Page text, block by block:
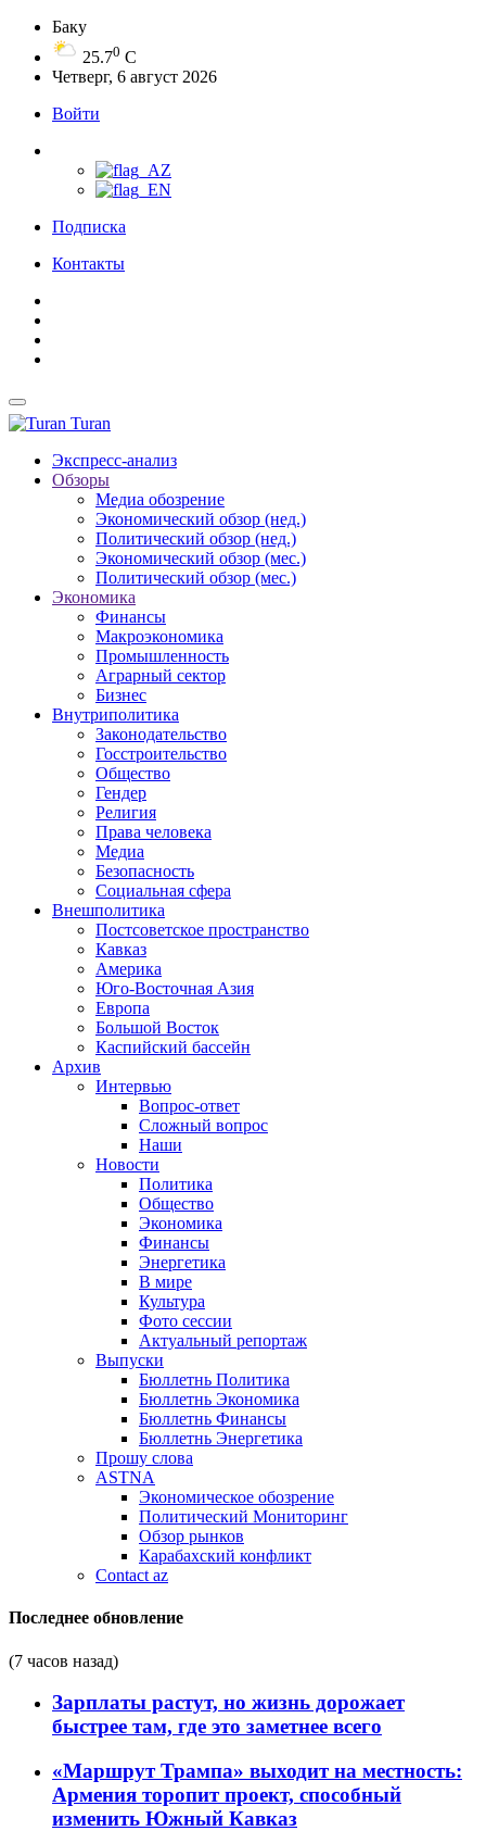
Баку
25.70 C
Четверг, 6 август 2026
Войти
Подписка
Контакты
Turan
Экспресс-анализ
Обзоры
Медиа обозрение
Экономический обзор (нед.)
Политический обзор (нед.)
Экономический обзор (мес.)
Политический обзор (мес.)
Экономика
Финансы
Макроэкономика
Промышленность
Аграрный сектор
Бизнес
Внутриполитика
Законодательство
Госстроительство
Общество
Гендер
Религия
Права человека
Медиа
Безопасность
Социальная сфера
Внешполитика
Постсоветское пространство
Кавказ
Америка
Юго-Восточная Азия
Европа
Большой Восток
Каспийский бассейн
Архив
Интервью
Вопрос-ответ
Сложный вопрос
Наши
Новости
Политика
Общество
Экономика
Финансы
Энергетика
В мире
Культура
Фото сессии
Актуальный репортаж
Выпуски
Бюллетнь Политика
Бюллетнь Экономика
Бюллетнь Финансы
Бюллетнь Энергетика
Прошу слова
ASTNA
Экономическое обозрение
Политический Мониторинг
Обзор рынков
Карабахский конфликт
Contact az
Последнее обновление
(7 часов назад)
Зарплаты растут, но жизнь дорожает
быстрее там, где это заметнее всего
«Маршрут Трампа» выходит на местность:
Армения торопит проект, способный
изменить Южный Кавказ